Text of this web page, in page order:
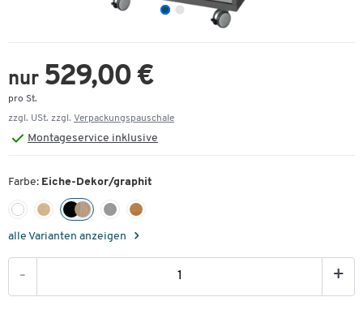
nur 529,00 €
pro St.
zzgl. USt. zzgl. Verpackungspauschale
Montageservice inklusive
Farbe: Eiche-Dekor/graphit
alle Varianten anzeigen
- +